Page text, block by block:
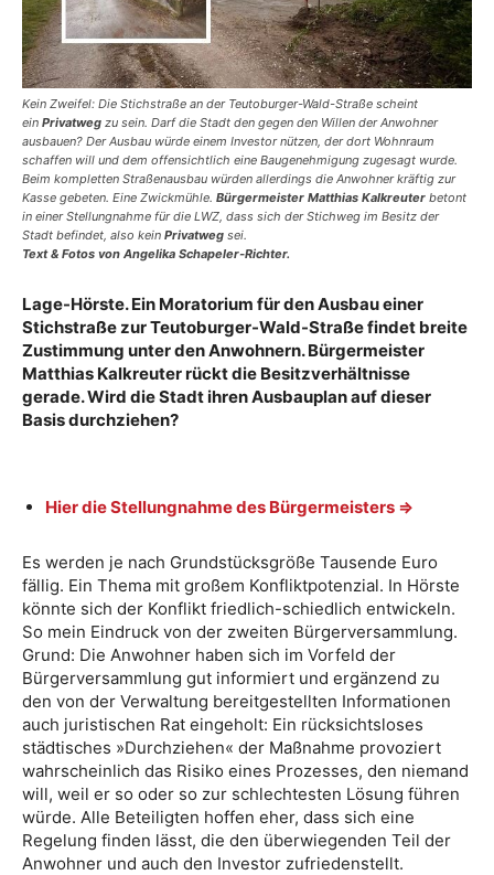
Kein Zweifel: Die Stichstraße an der Teutoburger-Wald-Straße scheint
ein Privatweg zu sein. Darf die Stadt den gegen den Willen der Anwohner
ausbauen? Der Ausbau würde einem Investor nützen, der dort Wohnraum
schaffen will und dem offensichtlich eine Bauge­nehmigung zugesagt wurde.
Beim kompletten Straßenausbau würden allerdings die Anwohner kräftig zur
Kasse gebeten. Eine Zwickmühle. Bürgermeister Matthias Kalkreuter betont
in einer Stellungnahme für die LWZ, dass sich der Stichweg im Besitz der
Stadt befindet, also kein Privatweg sei.
Text & Fotos von Angelika Schapeler-Richter.
Lage-Hörste. Ein Moratorium für den Ausbau einer
Stichstraße zur Teutoburger-Wald-Straße findet breite
Zustimmung unter den Anwohnern. Bürgermeister
Matthias Kalkreuter rückt die Besitzverhältnisse
gerade. Wird die Stadt ihren Ausbauplan auf dieser
Basis durchziehen?
Hier die Stellungnahme des Bürgermeisters ⇒
Es werden je nach Grundstücksgröße Tausende Euro
fällig. Ein Thema mit großem Konfliktpotenzial. In Hörste
könnte sich der Konflikt friedlich-schiedlich entwickeln.
So mein Eindruck von der zweiten Bürgerversammlung.
Grund: Die Anwohner haben sich im Vorfeld der
Bürgerversammlung gut informiert und ergänzend zu
den von der Verwaltung bereitgestellten Informationen
auch juristischen Rat eingeholt: Ein rücksichtsloses
städtisches »Durchziehen« der Maßnahme provoziert
wahrscheinlich das Risiko eines Prozesses, den niemand
will, weil er so oder so zur schlechtesten Lösung führen
würde. Alle Beteiligten hoffen eher, dass sich eine
Regelung finden lässt, die den überwiegenden Teil der
Anwohner und auch den Investor zufriedenstellt.